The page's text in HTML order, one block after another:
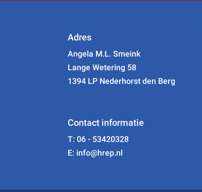
Adres
Angela M.L. Smeink
Lange Wetering 58
1394 LP Nederhorst den Berg
Contact informatie
T: 06 - 53420328
E: info@hrep.nl